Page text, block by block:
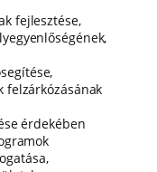
fejlesztése,
felzárkózásának
érdekében